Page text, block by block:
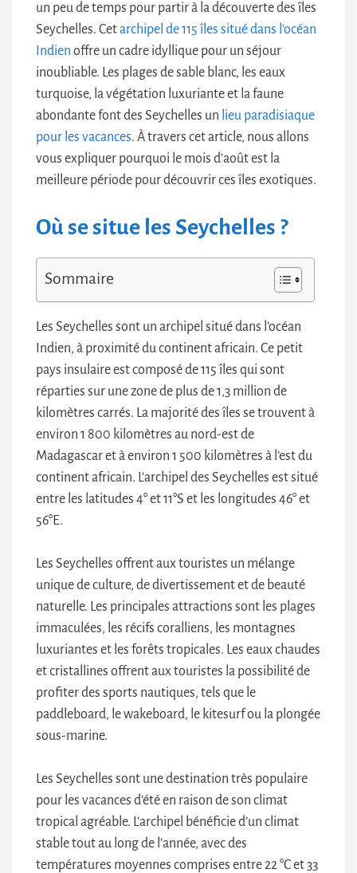
un peu de temps pour partir à la découverte des îles
Seychelles. Cetarchipel de 115 îles situé dans l’océan
Indien offre un cadre idyllique pour un séjour
inoubliable. Les plages de sable blanc, les eaux
turquoise, la végétation luxuriante et la faune
abondante font des Seychelles un lieu paradisiaque
pour les vacances. À travers cet article, nous allons
vous expliquer pourquoi le mois d’août est la
meilleure période pour découvrir ces îles exotiques.
Où se situe les Seychelles ?
Sommaire
Les Seychelles sont un archipel situé dans l’océan
Indien, à proximité du continent africain. Ce petit
pays insulaire est composé de 115 îles qui sont
réparties sur une zone de plus de 1,3 million de
kilomètres carrés. La majorité des îles se trouvent à
environ 1 800 kilomètres au nord-est de
Madagascar et à environ 1 500 kilomètres à l’est du
continent africain. L’archipel des Seychelles est situé
entre les latitudes 4° et 11°S et les longitudes 46° et
56°E.
Les Seychelles offrent aux touristes un mélange
unique de culture, de divertissement et de beauté
naturelle. Les principales attractions sont les plages
immaculées, les récifs coralliens, les montagnes
luxuriantes et les forêts tropicales. Les eaux chaudes
et cristallines offrent aux touristes la possibilité de
profiter des sports nautiques, tels que le
paddleboard, le wakeboard, le kitesurf ou la plongée
sous-marine.
Les Seychelles sont une destination très populaire
pour les vacances d’été en raison de son climat
tropical agréable. L’archipel bénéficie d’un climat
stable tout au long de l’année, avec des
températures moyennes comprises entre 22 °C et 33